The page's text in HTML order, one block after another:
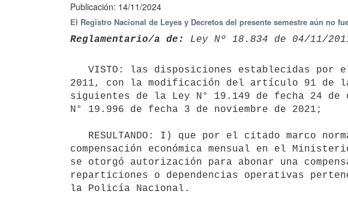
Publicación: 14/11/2024
El Registro Nacional de Leyes y Decretos del presente semestre aún no
Reglamentario/a de: Ley Nº 18.834 de 04/11/
2011, con la modificación del artículo 91 de
siguientes de la Ley N° 19.149 de fecha 24
N° 19.996 de fecha 3 de noviembre de 2021;
compensación económica mensual en el
se otorgó autorización para abonar una
reparticiones o dependencias operativas
la Policía Nacional.